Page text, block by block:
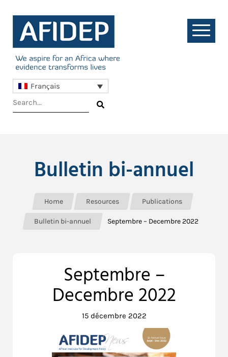
Français
Bulletin bi-annuel
Home Resources Publications
Bulletin bi-annuel Septembre – Decembre 2022
Septembre –
Decembre 2022
15 décembre 2022